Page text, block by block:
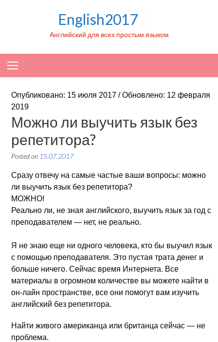
English2017
Английский для всех простым языком
Опубликовано: 15 июля 2017 / Обновлено: 12 февраля
2019
Можно ли выучить язык без
репетитора?
Posted on 15.07.2017
Сразу отвечу на самые частые ваши вопросы: можно
ли выучить язык без репетитора?
МОЖНО!
Реально ли, не зная английского, выучить язык за год с
преподавателем — нет, не реально.
Я не знаю еще ни одного человека, кто бы выучил язык
с помощью преподавателя. Это пустая трата денег и
больше ничего. Сейчас время Интернета. Все
материалы в огромном количестве вы можете найти в
он-лайн пространстве, все они помогут вам изучить
английский без репетитора.
Найти живого американца или британца сейчас — не
проблема.